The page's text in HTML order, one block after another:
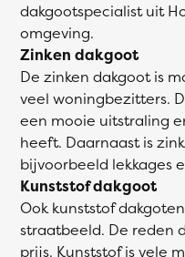
dakgootspecialist uit
omgeving.
Zinken dakgoot
De zinken dakgoot is
veel woningbezitters.
een mooie uitstraling
heeft. Daarnaast is
bijvoorbeeld lekkages
Kunststof dakgoot
Ook kunststof
straatbeeld. De reden
prijs. Kunststof is vele